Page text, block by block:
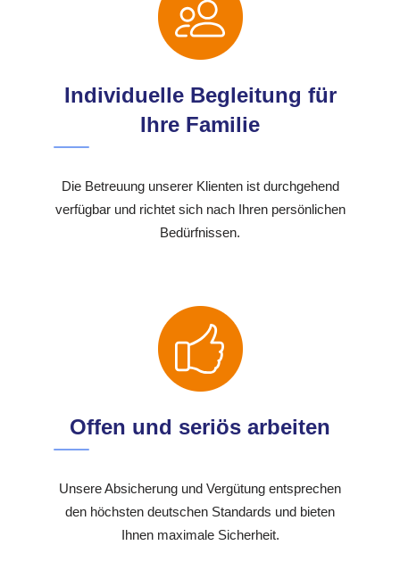
Individuelle Begleitung für
Ihre Familie
Die Betreuung unserer Klienten ist durchgehend
verfügbar und richtet sich nach Ihren persönlichen
Bedürfnissen.
Offen und seriös arbeiten
Unsere Absicherung und Vergütung entsprechen
den höchsten deutschen Standards und bieten
Ihnen maximale Sicherheit.